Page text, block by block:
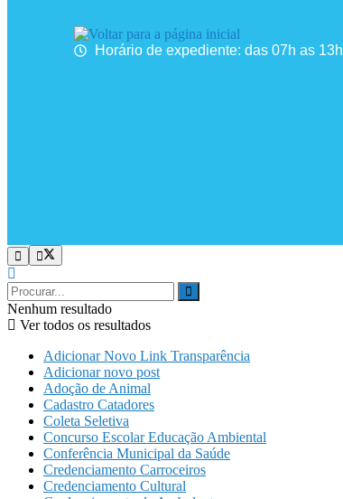
Horário de expediente: das 07h as 13h
Nenhum resultado
Ver todos os resultados
Adicionar Novo Link Transparência
Adicionar novo post
Adoção de Animal
Cadastro Catadores
Coleta Seletiva
Concurso Escolar Educação Ambiental
Conferência Municipal da Saúde
Credenciamento Carroceiros
Credenciamento Cultural